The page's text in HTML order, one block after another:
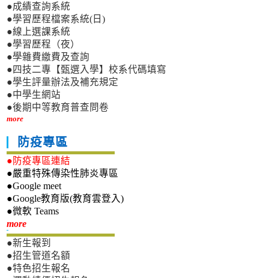
●成績查詢系統
●學習歷程檔案系統(日)
●線上選課系統
●學習歷程（夜）
●學雜費繳費及查詢
●四技二專【甄選入學】校系代碼填寫
●學生評量辦法及補充規定
●中學生網站
●後期中等教育普查問卷
more
防疫專區
●防疫專區連結
●嚴重特殊傳染性肺炎專區
●Google meet
●Google教育版(教育雲登入)
●微軟 Teams
more新生專區
●新生報到
●招生管道名額
●特色招生報名